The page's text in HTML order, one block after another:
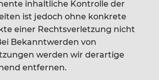
inhaltliche Kontrolle der
ist jedoch ohne konkrete
einer Rechtsverletzung nicht
Bekanntwerden von
werden wir derartige
entfernen.